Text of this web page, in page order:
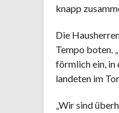
knapp
Die
Tempo boten.
förmlich ein, in
landeten im
„Wir sind